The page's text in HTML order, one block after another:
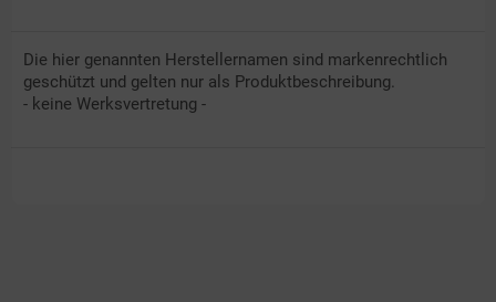
Die hier genannten Herstellernamen sind markenrechtlich
geschützt und gelten nur als Produktbeschreibung.
- keine Werksvertretung -